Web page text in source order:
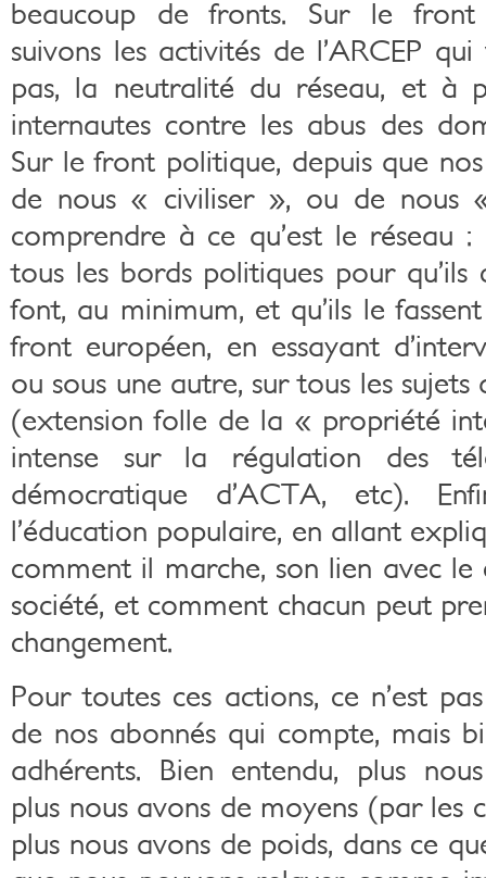
beaucoup de fronts. Sur le front
suivons les activités de l’ARCEP
pas, la neutralité du réseau, et à
internautes contre les abus des
Sur le front politique, depuis que
de nous « civiliser », ou de nous
comprendre à ce qu’est le réseau
tous les bords politiques pour qu’ils
font, au minimum, et qu’ils le
front européen, en essayant
ou sous une autre, sur tous les
(extension folle de la « propriété
intense sur la régulation des
démocratique d’ACTA, etc).
l’éducation populaire, en allant
comment il marche, son lien avec
société, et comment chacun peut
changement.
Pour toutes ces actions, ce n’est
de nos abonnés qui compte, mais
adhérents. Bien entendu, plus
plus nous avons de moyens (par les
plus nous avons de poids, dans ce